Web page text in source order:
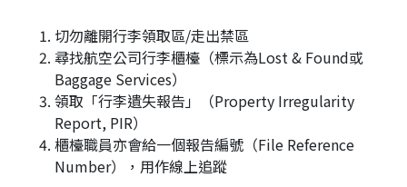
切勿離開行李領取區/走出禁區
尋找航空公司行李櫃檯（標示為Lost & Found或
Baggage Services）
領取「行李遺失報告」（Property Irregularity
Report, PIR）
櫃檯職員亦會給一個報告編號（File Reference
Number），用作線上追蹤